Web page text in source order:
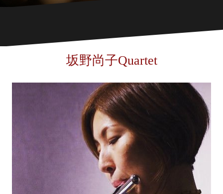
坂野尚子Quartet